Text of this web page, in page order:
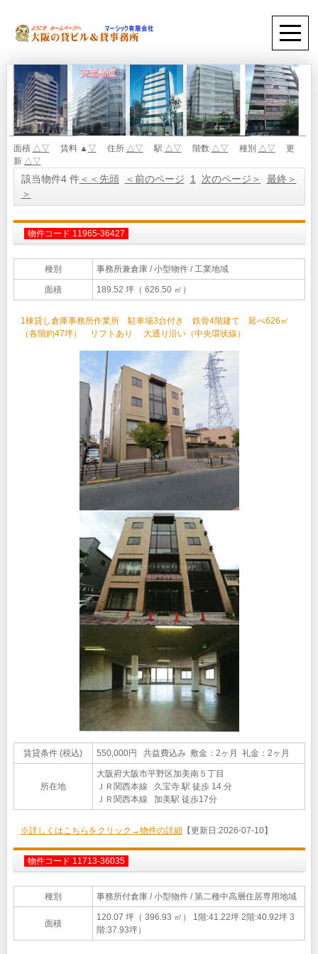
面積 △▽ 賃料 ▲ ▽ 住所 △▽ 駅 △▽ 階数 △▽ 種別 △▽ 更
新 △▽
該当物件4 件＜＜先頭 ＜前のページ 1 次のページ＞
最終＞
＞
物件コード 11965-36427
種別 事務所兼倉庫 / 小型物件 / 工業地域
面積 189.52 坪（ 626.50 ㎡）
1棟貸し倉庫事務所作業所 駐車場3台付き 鉄骨4階建て 延べ626㎡
（各階約47坪） リフトあり 大通り沿い（中央環状線）
賃貸条件 (税込) 550,000円 共益費込み 敷金：2ヶ月 礼金：2ヶ月
所在地
大阪府大阪市平野区加美南５丁目
ＪＲ関西本線 久宝寺 駅 徒歩 14 分
ＪＲ関西本線 加美駅 徒歩17分
※詳しくはこちらをクリック→物件の詳細 【更新日:2026-07-10】
物件コード 11713-36035
種別 事務所付倉庫 / 小型物件 / 第二種中高層住居専用地域
面積
120.07 坪（ 396.93 ㎡）
1階:41.22坪 2階:40.92坪 3
階:37.93坪）